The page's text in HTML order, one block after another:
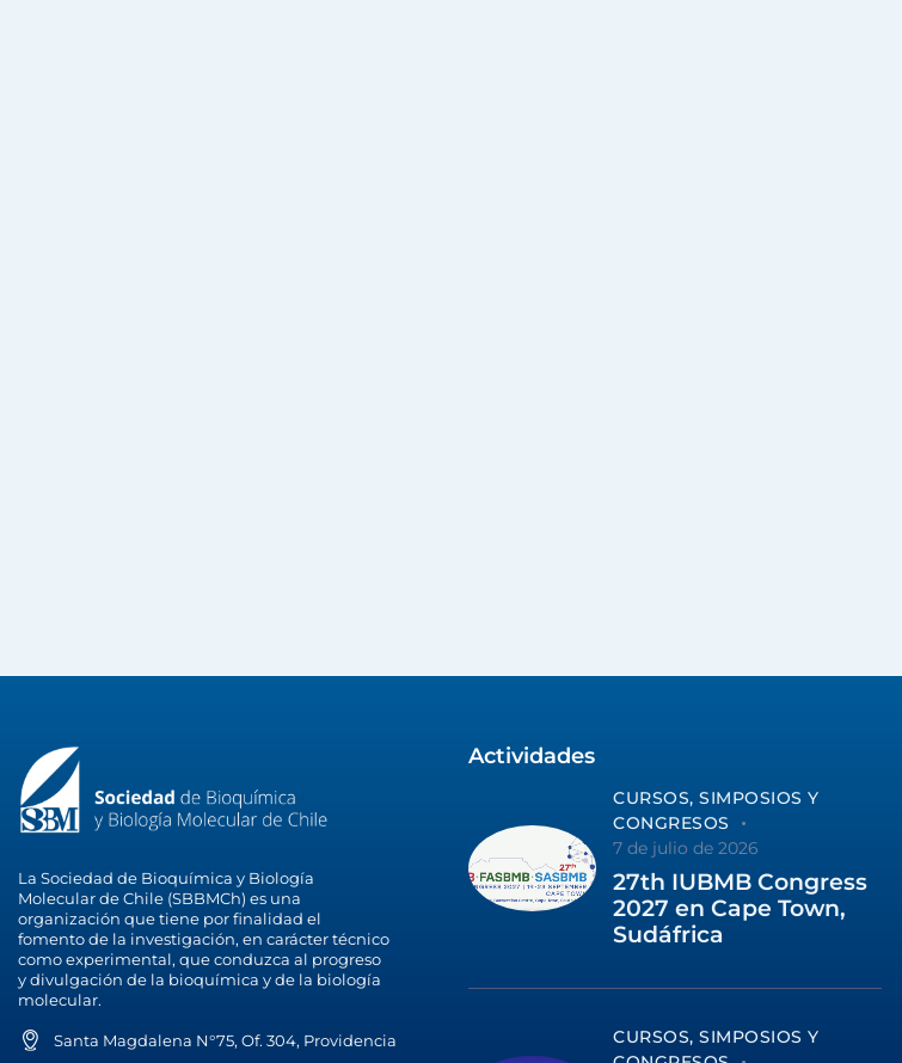
La Sociedad de Bioquímica y Biología
Molecular de Chile (SBBMCh) es una
organización que tiene por finalidad el
fomento de la investigación, en carácter técnico
como experimental, que conduzca al progreso
y divulgación de la bioquímica y de la biología
molecular.
Santa Magdalena N°75, Of. 304, Providencia
Actividades
CURSOS, SIMPOSIOS Y
CONGRESOS
7 de julio de 2026
27th IUBMB Congress
2027 en Cape Town,
Sudáfrica
CURSOS, SIMPOSIOS Y